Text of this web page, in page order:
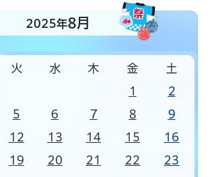
2025年8月
火 水 木 金 土
1 2
5 6 7 8 9
12 13 14 15 16
19 20 21 22 23